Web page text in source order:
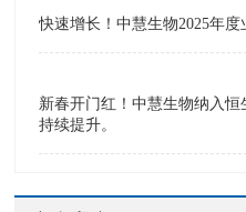
快速增长！中慧生物2025年度
新春开门红！中慧生物纳入
持续提升。